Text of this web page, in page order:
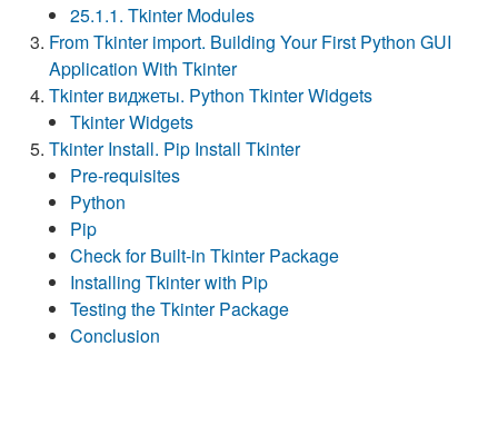
25.1.1. Tkinter Modules
From Tkinter import. Building Your First Python GUI
Application With Tkinter
Tkinter виджеты. Python Tkinter Widgets
Tkinter Widgets
Tkinter Install. Pip Install Tkinter
Pre-requisites
Python
Pip
Check for Built-in Tkinter Package
Installing Tkinter with Pip
Testing the Tkinter Package
Conclusion